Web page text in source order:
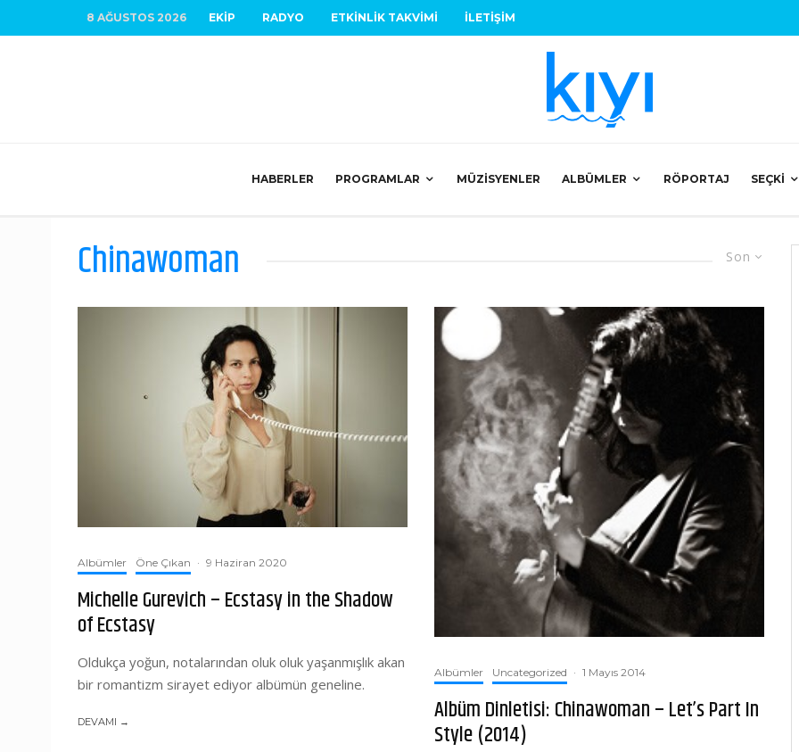
8 AĞUSTOS 2026 EKIP RADYO ETKINLIK TAKVIMI İLETIŞIM
HABERLER PROGRAMLAR MÜZISYENLER ALBÜMLER RÖPORTAJ SEÇKI
Son
Chinawoman
Albümler Öne Çıkan · 9 Haziran 2020
Michelle Gurevich – Ecstasy in the Shadow
of Ecstasy
Oldukça yoğun, notalarından oluk oluk yaşanmışlık akan
bir romantizm sirayet ediyor albümün geneline.
DEVAMI →
Albümler Uncategorized · 1 Mayıs 2014
Albüm Dinletisi: Chinawoman – Let’s Part In
Style (2014)